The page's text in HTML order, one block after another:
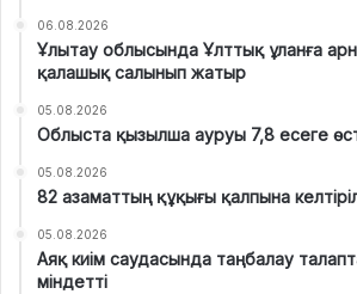
06.08.2026
Ұлытау облысында Ұлттық ұланға
қалашық салынып жатыр
05.08.2026
Облыста қызылша ауруы 7,8 есеге
05.08.2026
82 азаматтың құқығы қалпына
05.08.2026
Аяқ киім саудасында таңбалау
міндетті